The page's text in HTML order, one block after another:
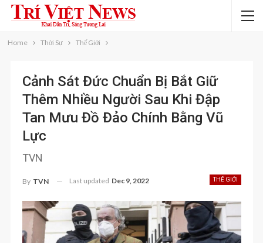
Home Thời Sự Thế Giới
Cảnh Sát Đức Chuẩn Bị Bắt Giữ
Thêm Nhiều Người Sau Khi Đập
Tan Mưu Đồ Đảo Chính Bằng Vũ
Lực
TVN
THẾ GIỚI
By TVN Last updated Dec 9, 2022